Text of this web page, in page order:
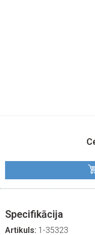
Specifikācija
Artikuls: 1-35323